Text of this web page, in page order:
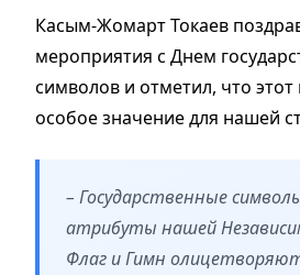
Касым-Жомарт Токаев
мероприятия с Днем
символов и отметил, что
особое значение для нашей
– Государственные
атрибуты нашей
Флаг и Гимн